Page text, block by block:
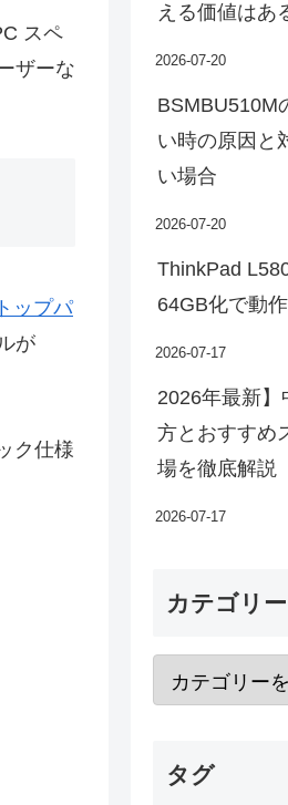
スペ
ザーな
ップパ
が
ク仕様
える価値はあ
2026-07-20
BSMBU510M
い時の原因と
い場合
2026-07-20
ThinkPad
64GB化で動
2026-07-17
2026年最新
方とおすすめ
場を徹底解説
2026-07-17
カテゴリー
タグ